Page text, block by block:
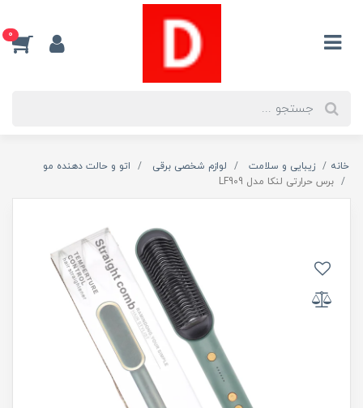
0
خانه زیبایی و سلامت لوازم شخصی برقی
اتو و حالت دهنده مو
برس حرارتی لنکا مدل LF909